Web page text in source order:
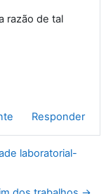
razão de tal
Responder
laboratorial-